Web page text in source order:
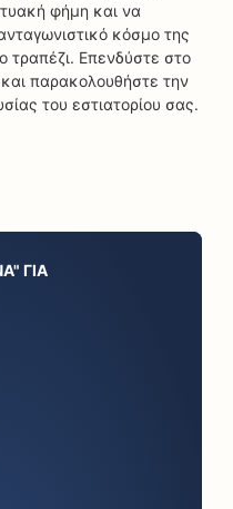
φήμη και να
κόσμο της
τραπέζι. Επενδύστε στο
παρακολουθήστε την
του εστιατορίου σας.
ΓΙΑ